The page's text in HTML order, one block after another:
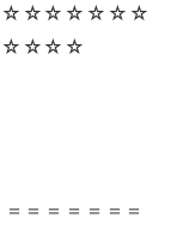
＝＝＝＝